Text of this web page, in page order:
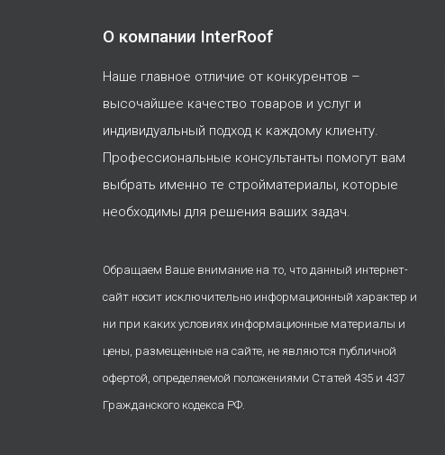
О компании InterRoof
Наше главное отличие от конкурентов –
высочайшее качество товаров и услуг и
индивидуальный подход к каждому клиенту.
Профессиональные консультанты помогут вам
выбрать именно те стройматериалы, которые
необходимы для решения ваших задач.
Обращаем Ваше внимание на то, что данный интернет-
сайт носит исключительно информационный характер и
ни при каких условиях информационные материалы и
цены, размещенные на сайте, не являются публичной
офертой, определяемой положениями Статей 435 и 437
Гражданского кодекса РФ.